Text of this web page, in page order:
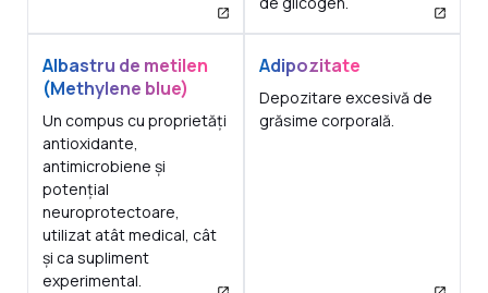
Albastru de metilen
(Methylene blue)
Un compus cu proprietăți
antioxidante,
antimicrobiene și
potențial
neuroprotectoare,
utilizat atât medical, cât
și ca supliment
experimental.
Adipozitate
Depozitare excesivă de
grăsime corporală.